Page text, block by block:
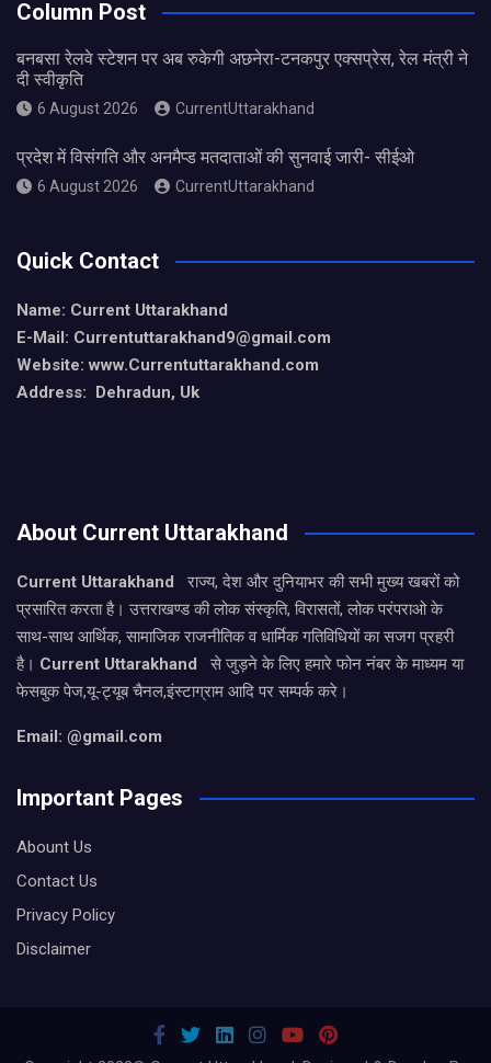
Column Post
बनबसा रेलवे स्टेशन पर अब रुकेगी अछनेरा-टनकपुर एक्सप्रेस, रेल मंत्री ने
दी स्वीकृति
6 August 2026 CurrentUttarakhand
प्रदेश में विसंगति और अनमैप्ड मतदाताओं की सुनवाई जारी- सीईओ
6 August 2026 CurrentUttarakhand
Quick Contact
Name: Current Uttarakhand
E-Mail: Currentuttarakhand9@gmail.com
Website: www.Currentuttarakhand.com
Address: Dehradun, Uk
About Current Uttarakhand
Current Uttarakhand
राज्य, देश और दुनियाभर की सभी मुख्य खबरों को
प्रसारित करता है। उत्तराखण्ड की लोक संस्कृति, विरासतों, लोक परंपराओ के
साथ-साथ आर्थिक, सामाजिक राजनीतिक व धार्मिक गतिविधियों का सजग प्रहरी
है। Current Uttarakhand
से जुड़ने के लिए हमारे फोन नंबर के माध्यम या
फेसबुक पेज,यू-ट्यूब चैनल,इंस्टाग्राम आदि पर सम्पर्क करे।
Email: @gmail.com
Important Pages
Abount Us
Contact Us
Privacy Policy
Disclaimer